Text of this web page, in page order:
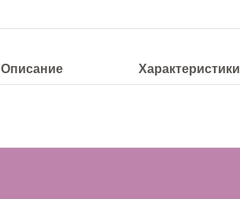
Описание Характеристики